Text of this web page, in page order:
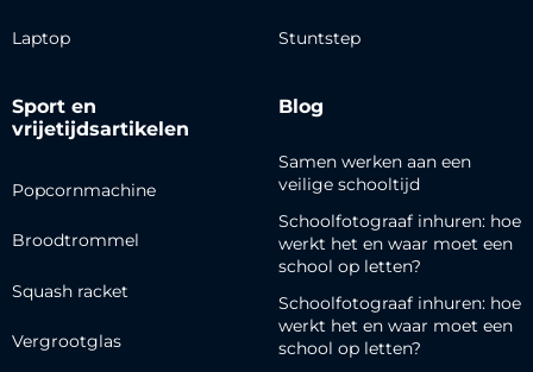
Laptop Stuntstep
Sport en
vrijetijdsartikelen
Popcornmachine
Broodtrommel
Squash racket
Vergrootglas
Blog
Samen werken aan een
veilige schooltijd
Schoolfotograaf inhuren: hoe
werkt het en waar moet een
school op letten?
Schoolfotograaf inhuren: hoe
werkt het en waar moet een
school op letten?